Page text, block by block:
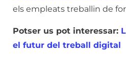
els empleats treballin de
Potser us pot interessar:
el futur del treball digital